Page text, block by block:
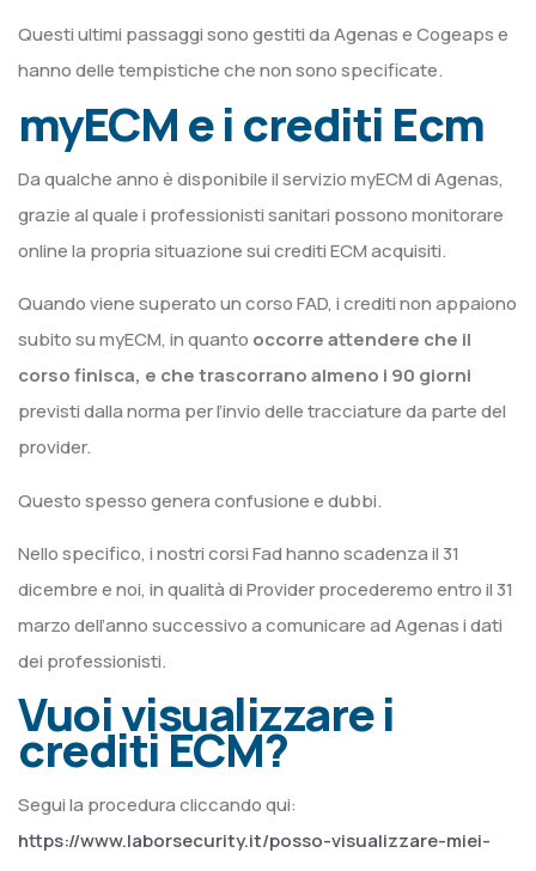
Questi ultimi passaggi sono gestiti da Agenas e Cogeaps e
hanno delle tempistiche che non sono specificate.
myECM e i crediti Ecm
Da qualche anno è disponibile il servizio myECM di Agenas,
grazie al quale i professionisti sanitari possono monitorare
online la propria situazione sui crediti ECM acquisiti.
Quando viene superato un corso FAD, i crediti non appaiono
subito su myECM, in quanto occorre attendere che il
corso finisca, e che trascorrano almeno i 90 giorni
previsti dalla norma per l’invio delle tracciature da parte del
provider.
Questo spesso genera confusione e dubbi.
Nello specifico, i nostri corsi Fad hanno scadenza il 31
dicembre e noi, in qualità di Provider procederemo entro il 31
marzo dell’anno successivo a comunicare ad Agenas i dati
dei professionisti.
Vuoi visualizzare i
crediti ECM?
Segui la procedura cliccando qui:
https://www.laborsecurity.it/posso-visualizzare-miei-